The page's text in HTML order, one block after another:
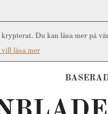
Du kan läsa mer på
vill läsa mer